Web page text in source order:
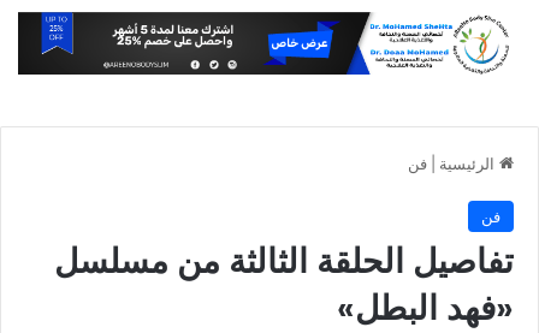
الرئيسية فن
فن
تفاصيل الحلقة الثالثة من مسلسل
«فهد البطل»